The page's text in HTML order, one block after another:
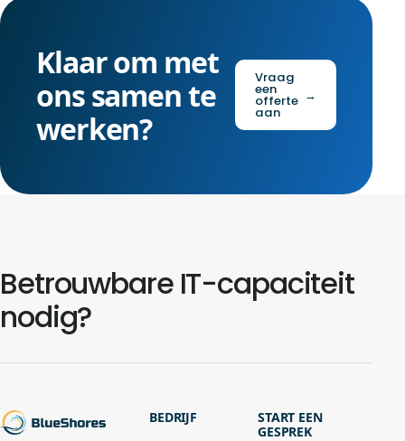
Klaar om met
ons samen te
werken?
Vraag
een
offerte
aan
→
Betrouwbare IT-capaciteit
nodig?
BEDRIJF
START EEN
GESPREK